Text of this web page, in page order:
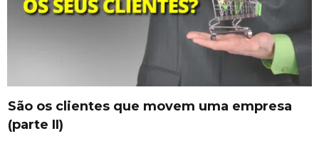
São os clientes que movem uma empresa
(parte II)